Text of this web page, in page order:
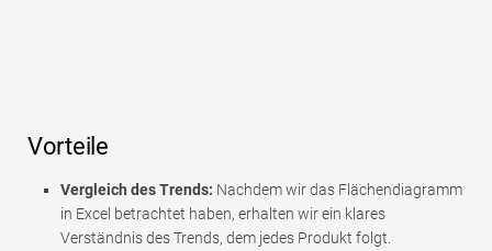
Vorteile
Vergleich des Trends: Nachdem wir das Flächendiagramm
in Excel betrachtet haben, erhalten wir ein klares
Verständnis des Trends, dem jedes Produkt folgt.